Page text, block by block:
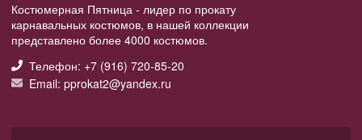
Костюмерная Пятница - лидер по прокату
карнавальных костюмов, в нашей коллекции
представлено более 4000 костюмов.
Телефон: +7 (916) 720-85-20
Email: pprokat2@yandex.ru